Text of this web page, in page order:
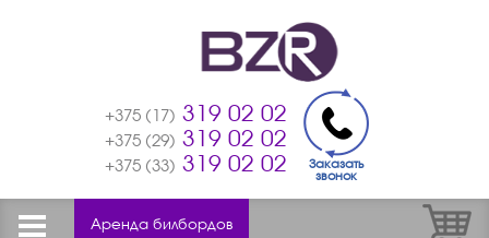
+375 (17) 319 02 02
+375 (29) 319 02 02
+375 (33) 319 02 02
Заказать
звонок
Аренда билбордов